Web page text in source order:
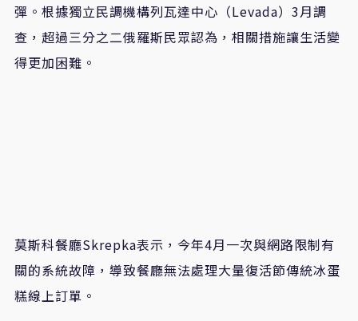
彈。根據獨立民調機構列瓦達中心（Levada）3月調
查，超過三分之二俄羅斯民眾認為，相關措施讓生活變
得更加困難。
莫斯科餐廳Skrepka表示，今年4月一次與網路限制有
關的系統故障，導致餐廳無法處理大量復活節傳統冰蛋
糕線上訂單。